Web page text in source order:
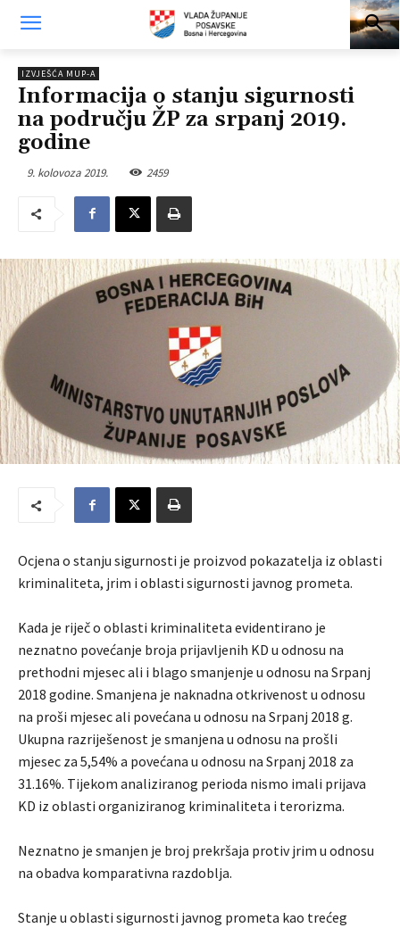
IZVJEŠĆA MUP-A
Informacija o stanju sigurnosti
na području ŽP za srpanj 2019.
godine
9. kolovoza 2019. 2459
Ocjena o stanju sigurnosti je proizvod pokazatelja iz oblasti
kriminaliteta, jrim i oblasti sigurnosti javnog prometa.
Kada je riječ o oblasti kriminaliteta evidentirano je
neznatno povećanje broja prijavljenih KD u odnosu na
prethodni mjesec ali i blago smanjenje u odnosu na Srpanj
2018 godine. Smanjena je naknadna otkrivenost u odnosu
na proši mjesec ali povećana u odnosu na Srpanj 2018 g.
Ukupna razriješenost je smanjena u odnosu na prošli
mjesec za 5,54% a povećana u odnosu na Srpanj 2018 za
31.16%. Tijekom analiziranog perioda nismo imali prijava
KD iz oblasti organiziranog kriminaliteta i terorizma.
Neznatno je smanjen je broj prekršaja protiv jrim u odnosu
na obadva komparativna razdoblja.
Stanje u oblasti sigurnosti javnog prometa kao trećeg